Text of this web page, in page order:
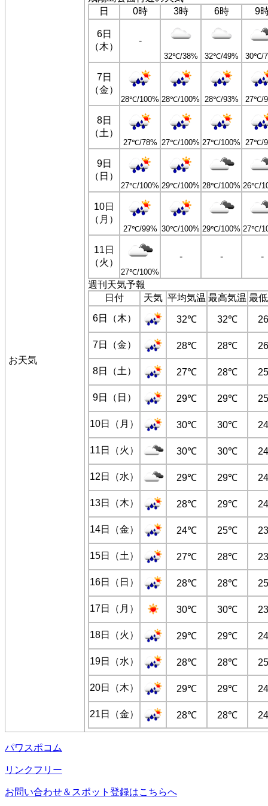
お天気
日
0時 3時 6時 9
6日
（木）
-
32℃/38% 32℃/49% 30℃/
7日
（金）
28℃/100% 28℃/100% 28℃/93% 27℃/
8日
（土）
27℃/78% 27℃/100% 27℃/100% 27℃/
9日
（日）
27℃/100% 29℃/100% 28℃/100% 26℃/
10日
（月）
27℃/99% 30℃/100% 29℃/100% 27℃/
11日
（火）
27℃/100%
- - -
週刊天気予報
日付
天気 平均気温 最高気温 最
6日（木）
32℃ 32℃
7日（金） 28℃ 28℃
8日（土） 27℃ 28℃
9日（日） 29℃ 29℃
10日（月） 30℃ 30℃
11日（火） 30℃ 30℃
12日（水） 29℃ 29℃
13日（木） 28℃ 29℃
14日（金） 24℃ 25℃
15日（土） 27℃ 28℃
16日（日） 28℃ 28℃
17日（月） 30℃ 30℃
18日（火） 29℃ 29℃
19日（水） 28℃ 28℃
20日（木） 29℃ 29℃
21日（金） 28℃ 28℃
パワスポコム
リンクフリー
お問い合わせ＆スポット登録はこちらへ